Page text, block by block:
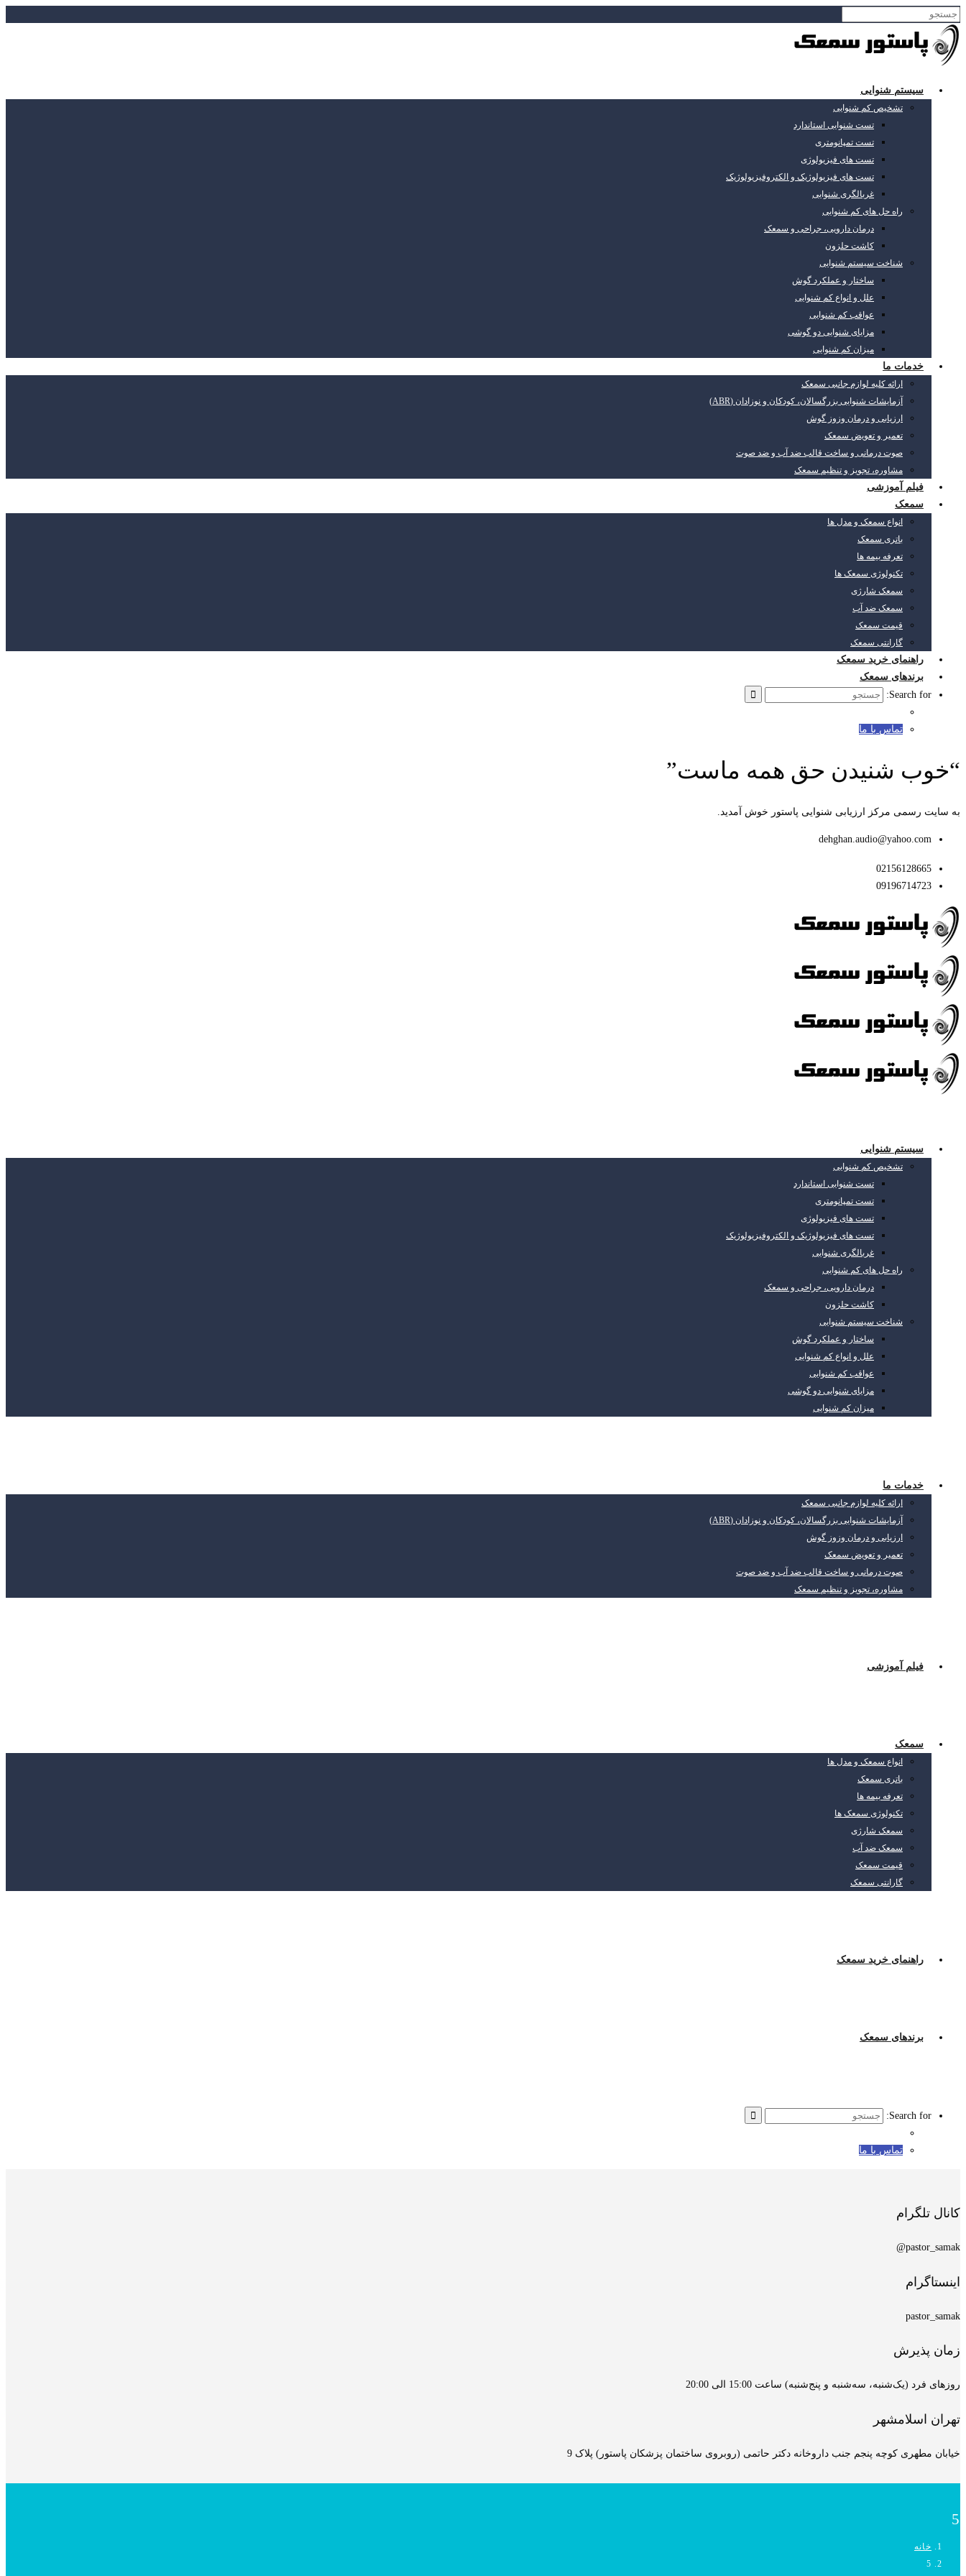
سیستم شنوایی
تشخیص کم شنوایی
تست شنوایی استاندارد
تست تمپانومتری
تست های فیزیولوژی
تست های فیزیولوژیک و الکتروفیزیولوژیک
غربالگری شنوایی
راه حل های کم شنوایی
درمان دارویی، جراحی و سمعک
کاشت حلزون
شناخت سیستم شنوایی
ساختار و عملکرد گوش
علل و انواع کم شنوایی
عواقب کم شنوایی
مزایای شنوایی دو گوشی
میزان کم شنوایی
خدمات ما
ارائه کلیه لوازم جانبی سمعک
آزمایشات شنوایی بزرگسالان، کودکان و نوزادان (ABR)
ارزیابی و درمان وزوز گوش
تعمیر و تعویض سمعک
صوت درمانی و ساخت قالب ضد آب و ضد صوت
مشاوره، تجویز و تنظیم سمعک
فیلم آموزشی
سمعک
انواع سمعک و مدل ها
باتری سمعک
تعرفه بیمه ها
تکنولوژی سمعک ها
سمعک شارژی
سمعک ضد آب
قیمت سمعک
گارانتی سمعک
راهنمای خرید سمعک
برندهای سمعک
Search for:
تماس با ما
“خوب شنیدن حق همه ماست”
به سایت رسمی مرکز ارزیابی شنوایی پاستور خوش آمدید.
dehghan.audio@yahoo.com
02156128665
09196714723
سیستم شنوایی
تشخیص کم شنوایی
تست شنوایی استاندارد
تست تمپانومتری
تست های فیزیولوژی
تست های فیزیولوژیک و الکتروفیزیولوژیک
غربالگری شنوایی
راه حل های کم شنوایی
درمان دارویی، جراحی و سمعک
کاشت حلزون
شناخت سیستم شنوایی
ساختار و عملکرد گوش
علل و انواع کم شنوایی
عواقب کم شنوایی
مزایای شنوایی دو گوشی
میزان کم شنوایی
خدمات ما
ارائه کلیه لوازم جانبی سمعک
آزمایشات شنوایی بزرگسالان، کودکان و نوزادان (ABR)
ارزیابی و درمان وزوز گوش
تعمیر و تعویض سمعک
صوت درمانی و ساخت قالب ضد آب و ضد صوت
مشاوره، تجویز و تنظیم سمعک
فیلم آموزشی
سمعک
انواع سمعک و مدل ها
باتری سمعک
تعرفه بیمه ها
تکنولوژی سمعک ها
سمعک شارژی
سمعک ضد آب
قیمت سمعک
گارانتی سمعک
راهنمای خرید سمعک
برندهای سمعک
Search for:
تماس با ما
کانال تلگرام
pastor_samak@
اینستاگرام
pastor_samak
زمان پذیرش
روزهای فرد (یک‌شنبه، سه‌شنبه و پنج‌شنبه) ساعت 15:00 الی 20:00
تهران اسلامشهر
خیابان مطهری کوچه پنجم جنب داروخانه دکتر حاتمی (روبروی ساختمان پزشکان پاستور) پلاک 9
5
خانه
5